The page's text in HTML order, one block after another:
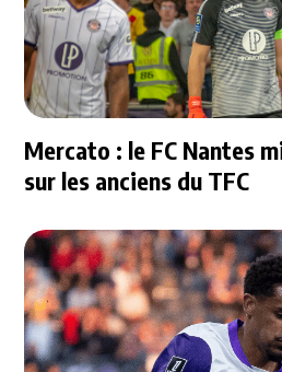
Mercato : le FC Nantes
sur les anciens du TFC